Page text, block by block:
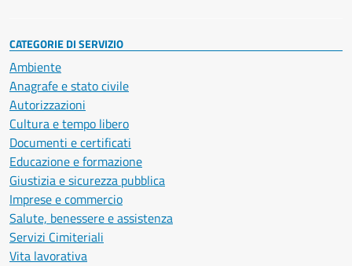
CATEGORIE DI SERVIZIO
Ambiente
Anagrafe e stato civile
Autorizzazioni
Cultura e tempo libero
Documenti e certificati
Educazione e formazione
Giustizia e sicurezza pubblica
Imprese e commercio
Salute, benessere e assistenza
Servizi Cimiteriali
Vita lavorativa